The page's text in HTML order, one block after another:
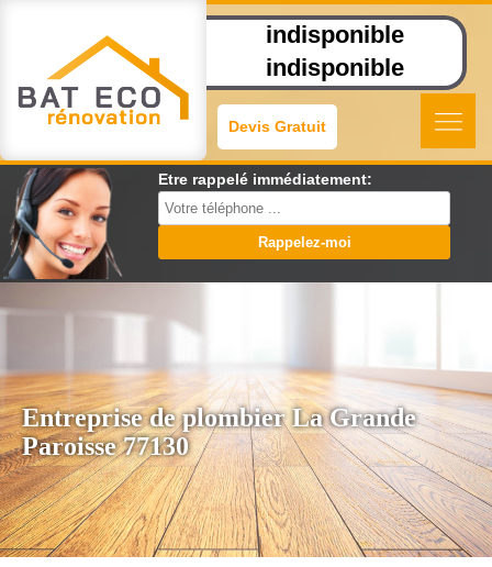
indisponible
indisponible
Devis Gratuit
Etre rappelé immédiatement:
Entreprise de plombier La Grande
Paroisse 77130